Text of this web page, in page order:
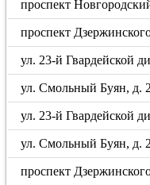
проспект
проспект
ул. 23-й Гвардейской
ул. Смольный Буян, д.
ул. 23-й Гвардейской
ул. Смольный Буян, д.
проспект